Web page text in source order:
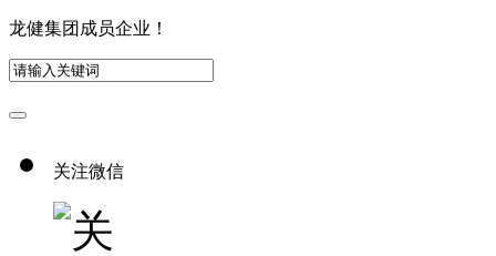
龙健集团成员企业！
关注微信